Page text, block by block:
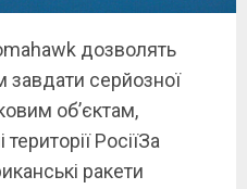
дозволять
завдати серйозної
об’єктам,
РосіїЗа
ракети